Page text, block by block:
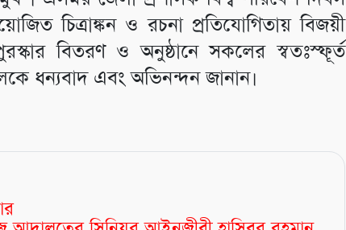
চিত্রাঙ্কন ও রচনা প্রতিযোগিতায় বিজয়ী
পুরস্কার বিতরণ ও অনুষ্ঠানে সকলের স্বতঃস্ফূর্ত
ধন্যবাদ এবং অভিনন্দন জানান।